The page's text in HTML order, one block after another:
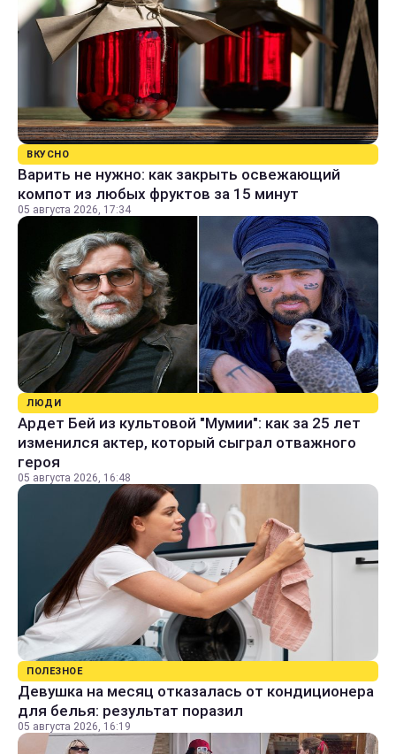
ВКУСНО
Варить не нужно: как закрыть освежающий
компот из любых фруктов за 15 минут
05 августа 2026, 17:34
ЛЮДИ
Ардет Бей из культовой "Мумии": как за 25 лет
изменился актер, который сыграл отважного
героя
05 августа 2026, 16:48
ПОЛЕЗНОЕ
Девушка на месяц отказалась от кондиционера
для белья: результат поразил
05 августа 2026, 16:19